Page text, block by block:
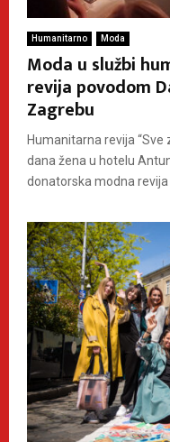
Humanitarno Moda
Moda u službi
revija povodom
Zagrebu
Humanitarna revija
dana žena u hotelu
donatorska modna revija